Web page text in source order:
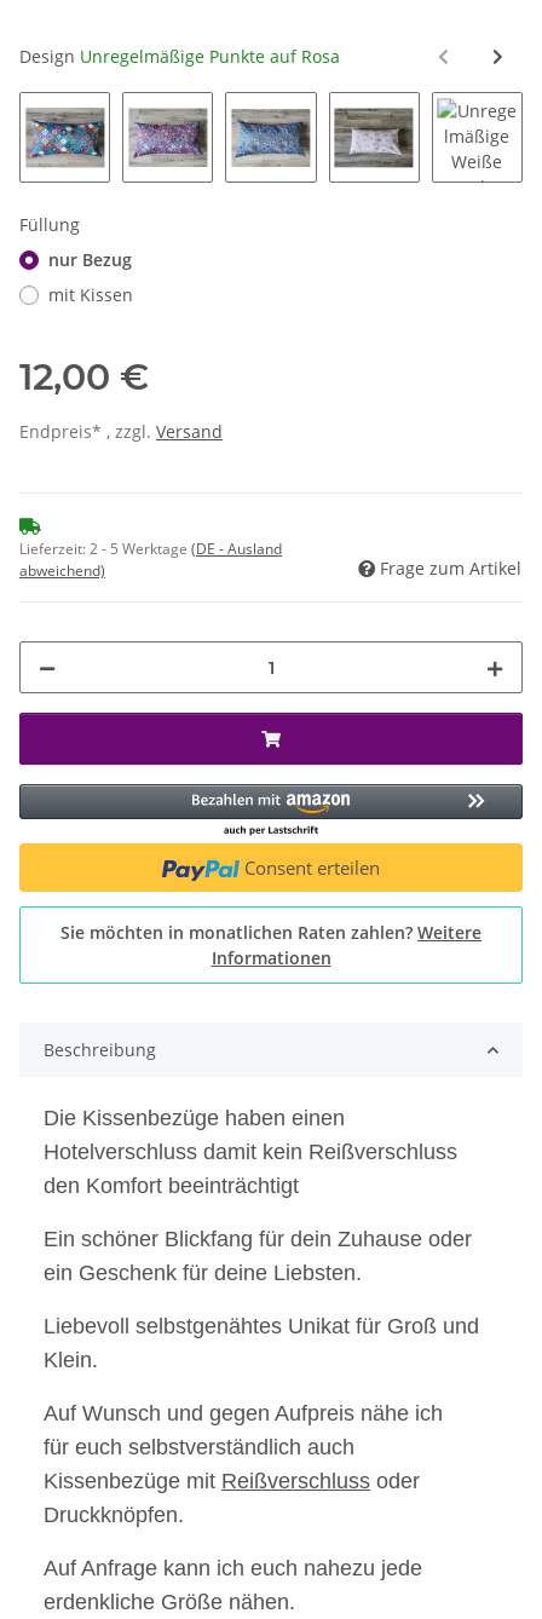
Design Unregelmäßige Punkte auf Rosa
Füllung
nur Bezug
mit Kissen
12,00 €
Endpreis* , zzgl. Versand
Lieferzeit:2 - 5 Werktage (DE - Ausland
abweichend)
Frage zum Artikel
Consent erteilen
Sie möchten in monatlichen Raten zahlen? Weitere
Informationen
Beschreibung
Die Kissenbezüge haben einen
Hotelverschluss damit kein Reißverschluss
den Komfort beeinträchtigt
Ein schöner Blickfang für dein Zuhause oder
ein Geschenk für deine Liebsten.
Liebevoll selbstgenähtes Unikat für Groß und
Klein.
Auf Wunsch und gegen Aufpreis nähe ich
für euch selbstverständlich auch
Kissenbezüge mit Reißverschluss oder
Druckknöpfen.
Auf Anfrage kann ich euch nahezu jede
erdenkliche Größe nähen.